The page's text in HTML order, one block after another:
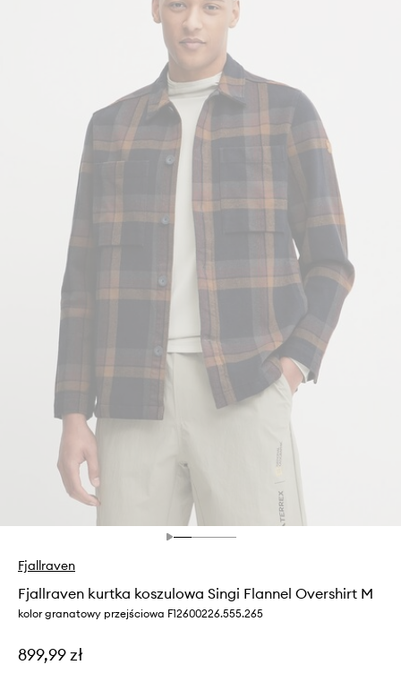
Fjallraven
Fjallraven kurtka koszulowa Singi Flannel Overshirt M
kolor granatowy przejściowa F12600226.555.265
899,99 zł